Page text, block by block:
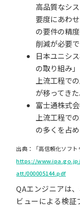
高品質なシ
要度にあわ
の要件の精
削減が必要で
日本ユニシ
の取り組み」
上流工程で
が移ってきた
富士通株式
上流工程で
の多くを占め
出典：「高信頼化ソフト
https://
att/000005144.pdf
QAエンジニアは
ビューによる検証